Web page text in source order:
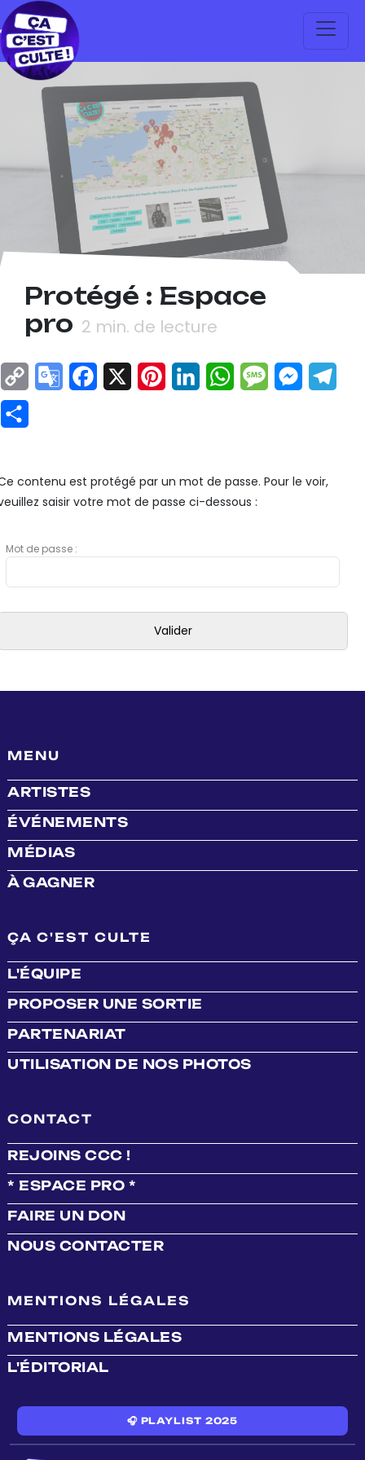
Protégé : Espace
pro 2 min. de lecture
Copy
Google Facebook PinterestLinkedInWhatsAppMessage
contenu est protégé par un mot de passe. Pour le voir,
saisir votre mot de passe ci-dessous :
Mot de passe :
MENU
ARTISTES
ÉVÉNEMENTS
MÉDIAS
À GAGNER
ÇA C'EST CULTE
L'ÉQUIPE
PROPOSER UNE SORTIE
PARTENARIAT
UTILISATION DE NOS PHOTOS
CONTACT
REJOINS CCC !
* ESPACE PRO *
FAIRE UN DON
NOUS CONTACTER
MENTIONS LÉGALES
MENTIONS LÉGALES
L'ÉDITORIAL
🎧 PLAYLIST 2025